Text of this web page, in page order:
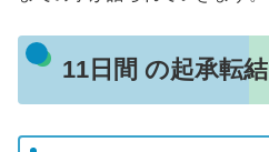
11日間 の起承転結